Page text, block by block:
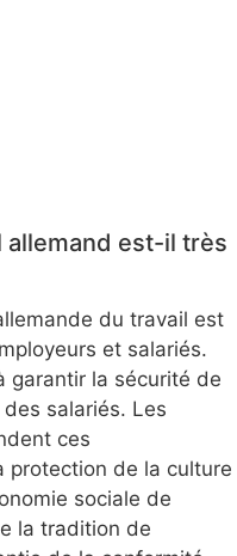
allemand est-il très
du travail est
et salariés.
garantir la sécurité de
salariés. Les
ces
protection de la culture
sociale de
la tradition de